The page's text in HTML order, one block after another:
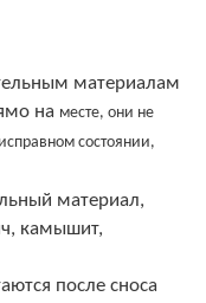
материалам
на месте, они не
состоянии,
материал,
камышит,
после сноса